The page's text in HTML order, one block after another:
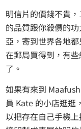
明信片的價錢不貴
的品質跟你殺價的
亞，寄到世界各地
在郵局買得到，有
了。
如果有來到
員 Kate 的小店逛逛
以把存在自己手機